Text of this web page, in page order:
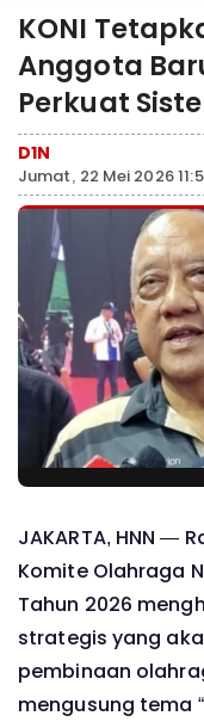
KONI
Anggota
Perkuat
D1N
Jumat, 22 Mei 2026
JAKARTA, HNN —
Komite Olahraga
Tahun 2026
strategis yang
pembinaan
mengusung tema